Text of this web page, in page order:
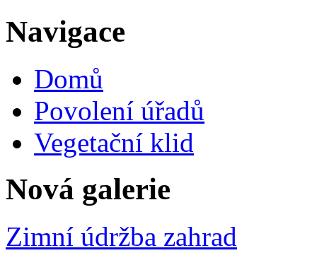
Navigace
Domů
Povolení úřadů
Vegetační klid
Nová galerie
Zimní údržba zahrad